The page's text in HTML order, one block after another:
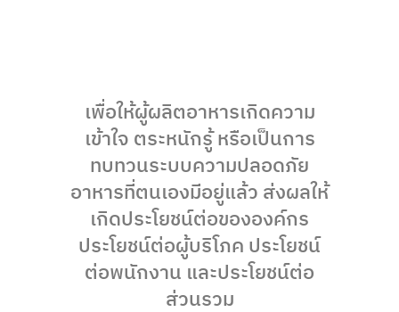
เพื่อให้ผู้ผลิตอาหารเกิดความ
เข้าใจ ตระหนักรู้ หรือเป็นการ
ทบทวนระบบความปลอดภัย
อาหารที่ตนเองมีอยู่แล้ว ส่งผลให้
เกิดประโยชน์ต่อขององค์กร
ประโยชน์ต่อผู้บริโภค ประโยชน์
ต่อพนักงาน และประโยชน์ต่อ
ส่วนรวม